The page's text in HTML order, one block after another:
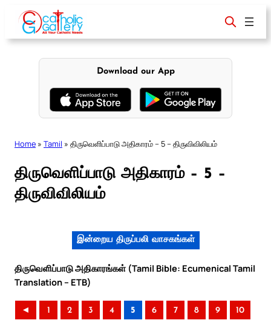
content
Download our App
Home » Tamil » திருவெளிப்பாடு அதிகாரம் – 5 – திருவிவிலியம்
திருவெளிப்பாடு அதிகாரம் – 5 –
திருவிவிலியம்
இன்றைய திருப்பலி வாசகங்கள்
திருவெளிப்பாடு அதிகாரங்கள் (Tamil Bible: Ecumenical Tamil
Translation – ETB)
◄ 1 2 3 4 5 6 7 8 9 10